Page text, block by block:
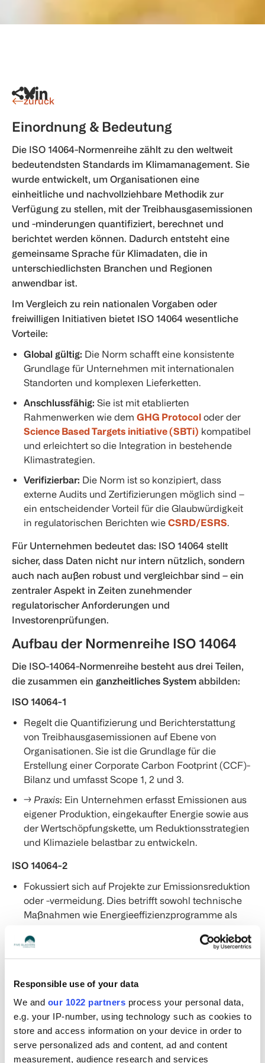
Responsible use of your data
We and our 1022 partners process your personal data,
e.g. your IP-number, using technology such as cookies to
store and access information on your device in order to
serve personalized ads and content, ad and content
measurement, audience research and services
zurück
Einordnung & Bedeutung
Die ISO 14064-Normenreihe zählt zu den weltweit
bedeutendsten Standards im Klimamanagement. Sie
wurde entwickelt, um Organisationen eine
einheitliche und nachvollziehbare Methodik zur
Verfügung zu stellen, mit der Treibhausgasemissionen
und -minderungen quantifiziert, berechnet und
berichtet werden können. Dadurch entsteht eine
gemeinsame Sprache für Klimadaten, die in
unterschiedlichsten Branchen und Regionen
anwendbar ist.
Im Vergleich zu rein nationalen Vorgaben oder
freiwilligen Initiativen bietet ISO 14064 wesentliche
Vorteile:
Global gültig: Die Norm schafft eine konsistente
Grundlage für Unternehmen mit internationalen
Standorten und komplexen Lieferketten.
Anschlussfähig: Sie ist mit etablierten
Rahmenwerken wie dem GHG Protocol oder der
Science Based Targets initiative (SBTi) kompatibel
und erleichtert so die Integration in bestehende
Klimastrategien.
Verifizierbar: Die Norm ist so konzipiert, dass
externe Audits und Zertifizierungen möglich sind –
ein entscheidender Vorteil für die Glaubwürdigkeit
in regulatorischen Berichten wie CSRD/ESRS.
Für Unternehmen bedeutet das: ISO 14064 stellt
sicher, dass Daten nicht nur intern nützlich, sondern
auch nach außen robust und vergleichbar sind – ein
zentraler Aspekt in Zeiten zunehmender
regulatorischer Anforderungen und
Investorenprüfungen.
Aufbau der Normenreihe ISO 14064
Die ISO-14064-Normenreihe besteht aus drei Teilen,
die zusammen ein ganzheitliches System abbilden:
ISO 14064-1
Regelt die Quantifizierung und Berichterstattung
von Treibhausgasemissionen auf Ebene von
Organisationen. Sie ist die Grundlage für die
Erstellung einer Corporate Carbon Footprint (CCF)-
Bilanz und umfasst Scope 1, 2 und 3.
→ Praxis: Ein Unternehmen erfasst Emissionen aus
eigener Produktion, eingekaufter Energie sowie aus
der Wertschöpfungskette, um Reduktionsstrategien
und Klimaziele belastbar zu entwickeln.
ISO 14064-2
Fokussiert sich auf Projekte zur Emissionsreduktion
oder -vermeidung. Dies betrifft sowohl technische
Maßnahmen wie Energieeffizienzprogramme als
→ Praxis: Ein Energieversorger kann die durch ein
ISO 14064-3
Legt Anforderungen an die Validierung und
Verifizierung fest, also die externe Prüfung von
Treibhausgasinventaren und Projekten.